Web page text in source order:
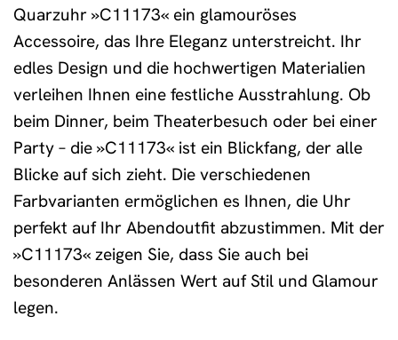
Quarzuhr »C11173« ein glamouröses
Accessoire, das Ihre Eleganz unterstreicht. Ihr
edles Design und die hochwertigen Materialien
verleihen Ihnen eine festliche Ausstrahlung. Ob
beim Dinner, beim Theaterbesuch oder bei einer
Party – die »C11173« ist ein Blickfang, der alle
Blicke auf sich zieht. Die verschiedenen
Farbvarianten ermöglichen es Ihnen, die Uhr
perfekt auf Ihr Abendoutfit abzustimmen. Mit der
»C11173« zeigen Sie, dass Sie auch bei
besonderen Anlässen Wert auf Stil und Glamour
legen.